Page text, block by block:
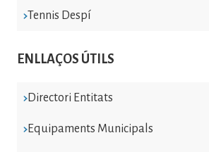
Tennis Despí
ENLLAÇOS ÚTILS
Directori Entitats
Equipaments Municipals